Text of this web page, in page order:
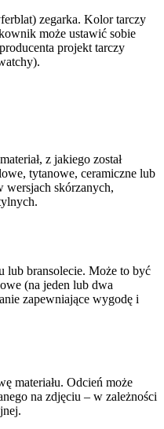
zegarka. Kolor tarczy
może ustawić sobie
projekt tarczy
z jakiego został
tytanowe, ceramiczne lub
wersjach skórzanych,
lub bransolecie. Może to być
(na jeden lub dwa
zapewniające wygodę i
materiału. Odcień może
na zdjęciu – w zależności